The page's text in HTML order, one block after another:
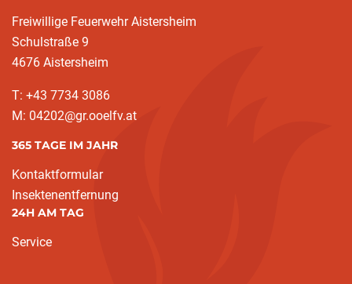
Freiwillige Feuerwehr Aistersheim
Schulstraße 9
4676 Aistersheim
T: +43 7734 3086
M: 04202@gr.ooelfv.at
365 TAGE IM JAHR
Kontaktformular
Insektenentfernung
24H AM TAG
Service